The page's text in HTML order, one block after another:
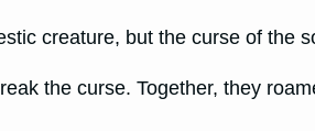
creature, but the curse of the
the curse. Together, they